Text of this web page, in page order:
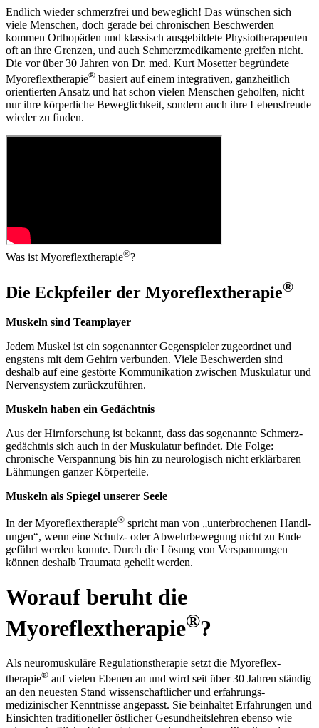
Endlich wieder schmerz­frei und beweglich! Das wün­schen sich
viele Menschen, doch gerade bei chro­nischen Be­schwerden
kommen Ortho­päden und klassisch aus­gebildete Physio­therapeuten
oft an ihre Grenzen, und auch Schmerz­medikamente greifen nicht.
Die vor über 30 Jahren von Dr. med. Kurt Mosetter begründete
Myo­reflex­therapie® basiert auf einem inte­grativen, ganz­heitlich
orien­tierten Ansatz und hat schon vielen Men­schen geholfen, nicht
nur ihre körper­liche Be­weglich­keit, sondern auch ihre Lebens­freude
wieder zu fin­den.
Was ist Myoreflextherapie®?
Die Eckpfeiler der Myo­reflex­therapie®
Muskeln sind Teamplayer
Jedem Muskel ist ein sogenannter Gegen­spieler zugeordnet und
engstens mit dem Gehirn verbunden. Viele Beschwerden sind
deshalb auf eine gestörte Kommunikation zwischen Muskulatur und
Nerven­system zurück­zuführen.
Muskeln haben ein Gedächtnis
Aus der Hirn­forschung ist bekannt, dass das sogenannte Schmerz­
gedächtnis sich auch in der Muskulatur befindet. Die Folge:
chronische Ver­spannung bis hin zu neurologisch nicht erklärbaren
Lähmungen ganzer Körper­teile.
Muskeln als Spiegel unserer Seele
In der Myo­reflex­therapie® spricht man von „unter­brochenen Handl­
ungen“, wenn eine Schutz- oder Abwehr­bewegung nicht zu Ende
geführt werden konnte. Durch die Lösung von Ver­spannungen
können deshalb Traumata geheilt werden.
Worauf beruht die
Myoreflextherapie®?
Als neuro­muskuläre Re­gu­la­tions­the­ra­pie setzt die Myo­reflex­
therapie® auf vielen Ebenen an und wird seit über 30 Jahren ständig
an den neuesten Stand wissenschaft­licher und er­fahrungs­
medizinischer Kennt­nisse angepasst. Sie beinhaltet Er­fahrungen und
Einsichten tradi­tioneller östlicher Gesundheits­lehren ebenso wie